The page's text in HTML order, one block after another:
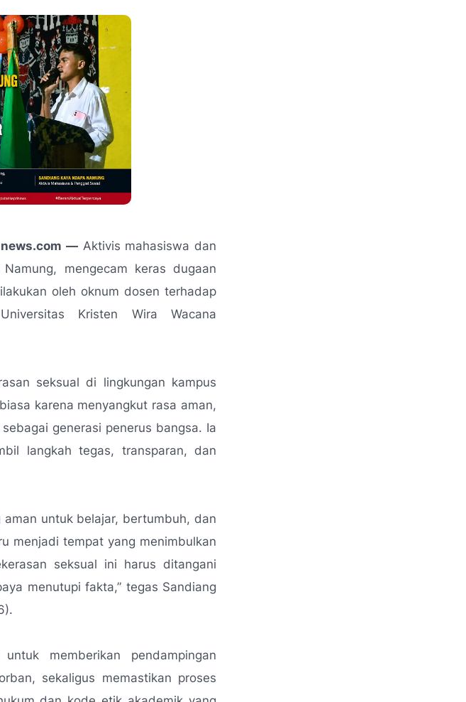
—Aktivis mahasiswa dan
mengecam keras dugaan
oleh oknum dosen terhadap
Kristen Wira Wacana
seksual di lingkungan kampus
karena menyangkut rasa aman,
generasi penerus bangsa. Ia
langkah tegas, transparan, dan
aman untuk belajar, bertumbuh, dan
menjadi tempat yang menimbulkan
seksual ini harus ditangani
menutupi fakta,” tegas Sandiang
memberikan pendampingan
sekaligus memastikan proses